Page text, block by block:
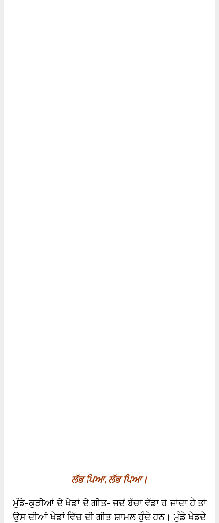
ਲੱਭ ਪਿਆ, ਲੱਭ ਪਿਆ।
ਮੁੰਡੇ-ਕੁੜੀਆਂ ਦੇ ਖੇਡਾਂ ਦੇ ਗੀਤ- ਜਦੋਂ ਬੱਚਾ ਵੱਡਾ ਹੋ ਜਾਂਦਾ ਹੈ ਤਾਂ
ਉਸ ਦੀਆਂ ਖੇਡਾਂ ਵਿੱਚ ਦੀ ਗੀਤ ਸ਼ਾਮਲ ਹੁੰਦੇ ਹਨ। ਮੁੰਡੇ ਖੇਡਦੇ